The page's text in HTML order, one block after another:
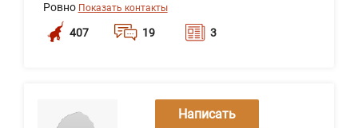
Ровно Показать контакты
407 19 3
Написать